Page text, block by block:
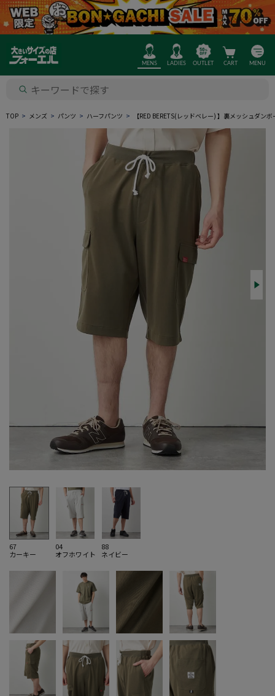
MENS LADIES OUTLET CART MENU
TOP メンズ パンツ ハーフパンツ 【RED BERETS(レッドベレー) 】裏メッシュダン
67
カーキー
04
オフホワイト
88
ネイビー